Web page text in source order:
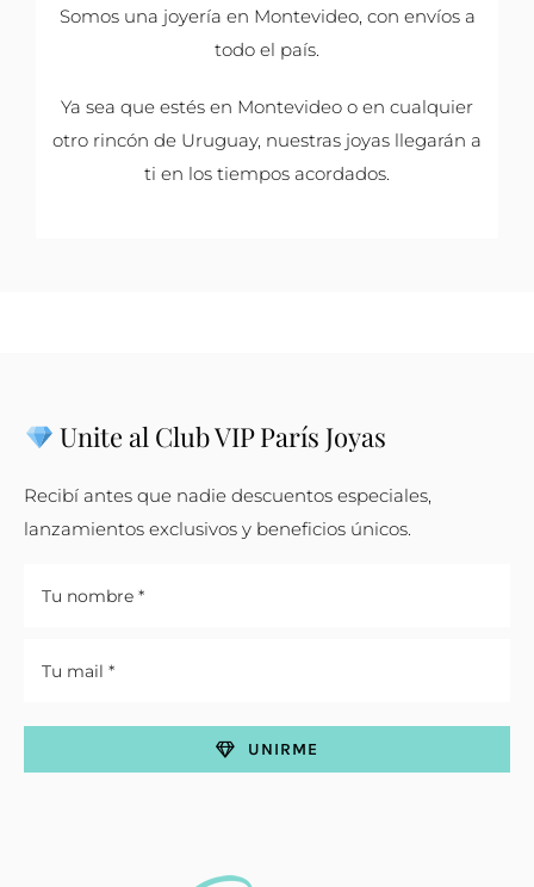
Somos una joyería en Montevideo, con envíos a
todo el país.
Ya sea que estés en Montevideo o en cualquier
otro rincón de Uruguay, nuestras joyas llegarán a
ti en los tiempos acordados.
Unite al Club VIP París Joyas
Recibí antes que nadie descuentos especiales,
lanzamientos exclusivos y beneficios únicos.
UNIRME